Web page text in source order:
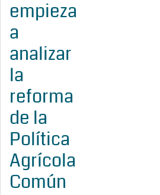
empieza
a
analizar
la
reforma
de la
Política
Agrícola
Común